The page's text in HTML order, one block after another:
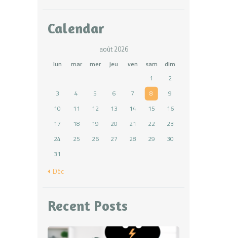
Calendar
août 2026
lun mar mer jeu ven sam
dim
1
2
3
4 5 6 7 8
9
10
11 12 13 14 15
16
17
18 19 20 21 22
23
24
25 26 27 28 29
30
31
« Déc
Recent Posts